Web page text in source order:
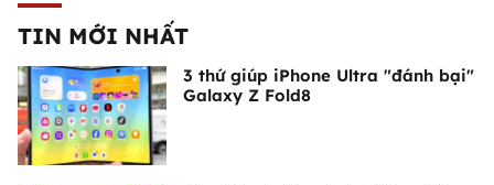
TIN MỚI NHẤT
3 thứ giúp iPhone Ultra "đánh bại"
Galaxy Z Fold8